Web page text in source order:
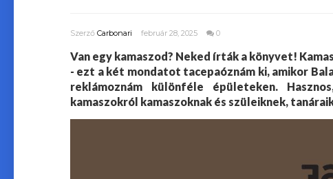
Szerző Carbonari február 28, 2025 0
Van egy kamaszod? Neked írták a könyvet!
- ezt a két mondatot tacepaóznám ki, amikor
reklámoznám különféle épületeken.
kamaszokról kamaszoknak és szüleiknek,